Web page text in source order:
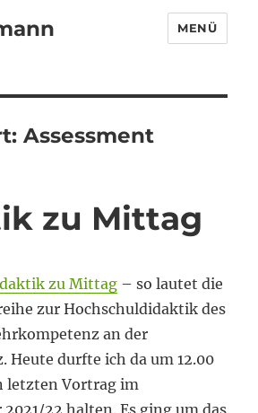
MENÜ
Assessment
zu Mittag
zu Mittag – so lautet die
zur Hochschuldidaktik des
an der
Heute durfte ich da um 12.00
letzten Vortrag im
22 halten. Es ging um das